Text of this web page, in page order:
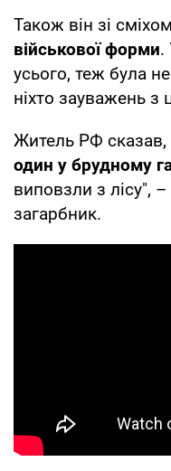
Також він зі
військової форми.
усього, теж була
ніхто зауважень з
Житель РФ
один у брудному
виповзли з лісу",
загарбник.